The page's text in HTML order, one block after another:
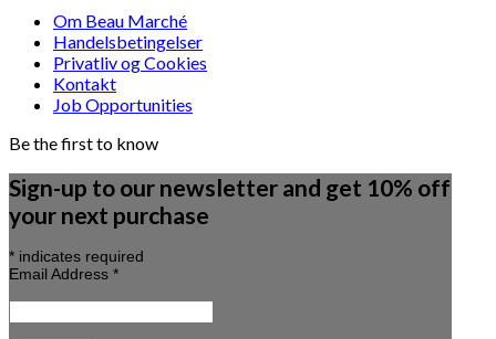
Om Beau Marché
Handelsbetingelser
Privatliv og Cookies
Kontakt
Job Opportunities
Be the first to know
Sign-up to our newsletter and get 10% off
your next purchase
* indicates required
Email Address *